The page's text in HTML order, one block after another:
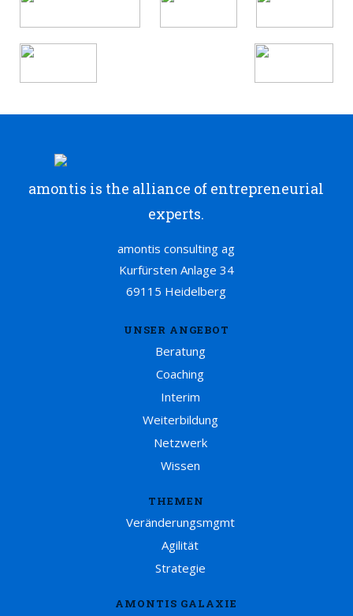
amontis is the alliance of entrepreneurial
experts.
amontis consulting ag
Kurfürsten Anlage 34
69115 Heidelberg
UNSER ANGEBOT
Beratung
Coaching
Interim
Weiterbildung
Netzwerk
Wissen
THEMEN
Veränderungsmgmt
Agilität
Strategie
AMONTIS GALAXIE